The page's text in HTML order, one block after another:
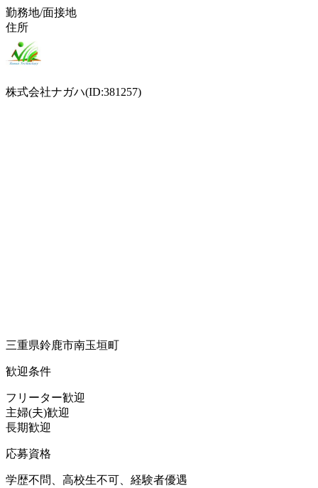
勤務地/面接地
住所
株式会社ナガハ(ID:381257)
三重県鈴鹿市南玉垣町
歓迎条件
フリーター歓迎
主婦(夫)歓迎
長期歓迎
応募資格
学歴不問、高校生不可、経験者優遇